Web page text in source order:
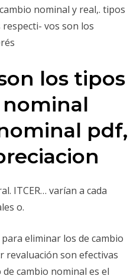
nominal y real,. tipos
vos son los
los tipos
pdf,
ITCER… varían a cada
o.
eliminar los de cambio
revaluación son efectivas
cambio nominal es el